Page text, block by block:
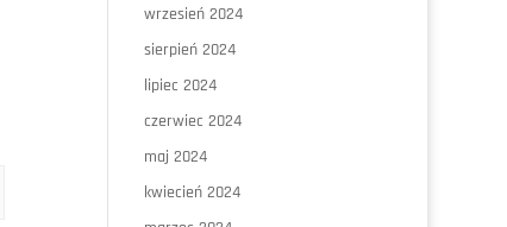
wrzesień 2024
sierpień 2024
lipiec 2024
czerwiec 2024
maj 2024
kwiecień 2024